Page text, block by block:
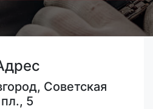
Советская
пл., 5